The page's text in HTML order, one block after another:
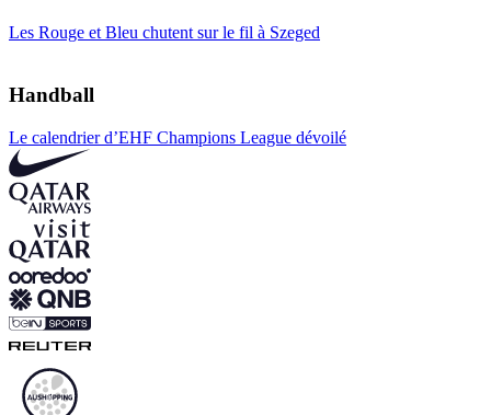
Les Rouge et Bleu chutent sur le fil à Szeged
Handball
Le calendrier d’EHF Champions League dévoilé